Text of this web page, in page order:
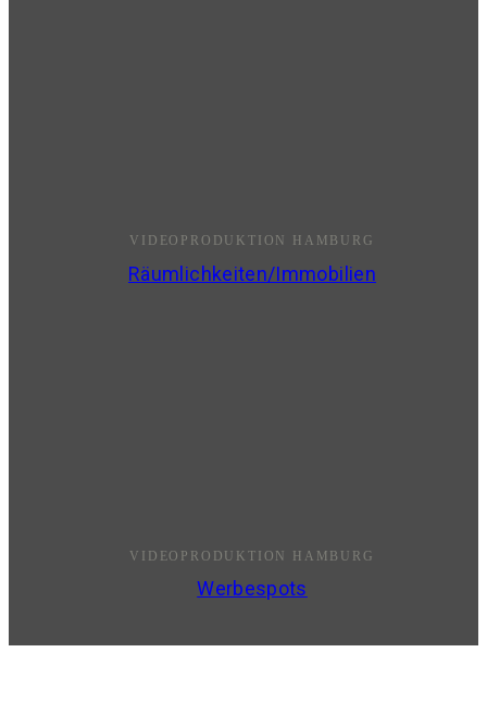
VIDEOPRODUKTION HAMBURG
VIDEOPRODUKTION HAMBURG
Werbespots
Räumlichkeiten/Immobilien